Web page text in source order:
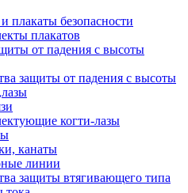
плакаты безопасности
плакатов
от падения с высоты
защиты от падения с высоты
когти-лазы
канаты
линии
защиты втягивающего типа